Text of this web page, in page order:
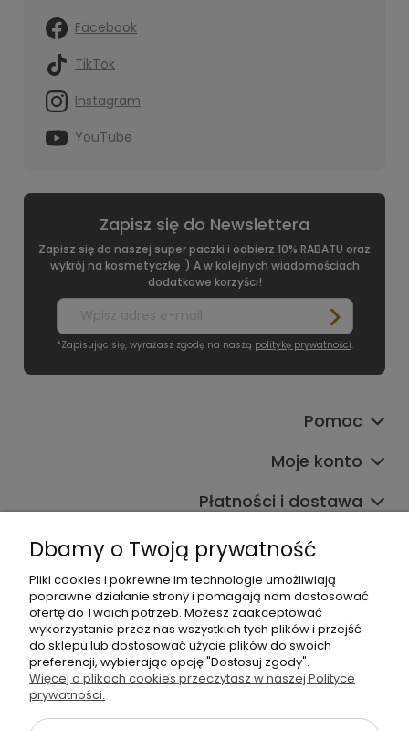
Facebook
TikTok
Instagram
YouTube
Zapisz się do Newslettera
Zapisz się do naszej super paczki i odbierz 10% RABATU oraz
wykrój na kosmetyczkę :) A w kolejnych wiadomościach
dodatkowe korzyści!
*Zapisując się, wyrażasz zgodę na naszą politykę prywatności.
Pomoc
Moje konto
Płatności i dostawa
Informacje
O nas
Dbamy o Twoją prywatność
Pliki cookies i pokrewne im technologie umożliwiają
poprawne działanie strony i pomagają nam dostosować
ofertę do Twoich potrzeb. Możesz zaakceptować
wykorzystanie przez nas wszystkich tych plików i przejść
do sklepu lub dostosować użycie plików do swoich
preferencji, wybierając opcję "Dostosuj zgody".
Więcej o plikach cookies przeczytasz w naszej Polityce
prywatności.